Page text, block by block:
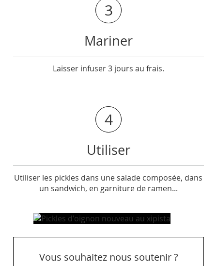
3
Mariner
Laisser infuser 3 jours au frais.
4
Utiliser
Utiliser les pickles dans une salade composée, dans
un sandwich, en garniture de ramen...
Vous souhaitez nous soutenir ?